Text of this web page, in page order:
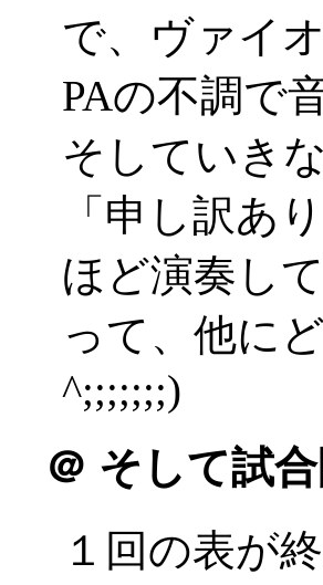
で、ヴァイ
PAの不調で
そしていき
「申し訳あ
ほど演奏し
って、他に
^;;;;;;;)
＠ そして試
１回の表が